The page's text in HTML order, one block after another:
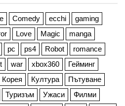
Comedy ecchi
gaming
Love Magic
manga
pc ps4 Robot
romance
war xbox360
Гейминг
Корея Култура
Пътуване
Туризъм Ужаси
Филми